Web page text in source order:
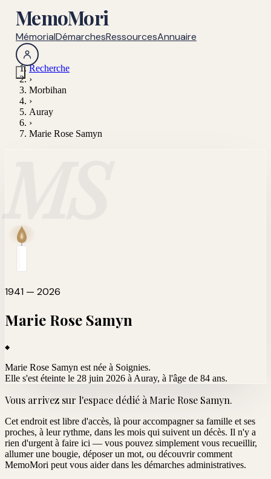
MemoMori
MémorialDémarchesRessourcesAnnuaire
Recherche
›
Morbihan
›
Auray
›
Marie Rose Samyn
1941 — 2026
Marie Rose Samyn
Marie Rose Samyn est née à Soignies.
Elle s'est éteinte le 28 juin 2026 à Auray, à l'âge de 84 ans.
Vous arrivez sur l'espace dédié à Marie Rose Samyn.
Cet endroit est libre d'accès, là pour accompagner sa famille et ses
proches, à leur rythme, dans les mois qui suivent un décès. Il n'y a
rien d'urgent à faire ici — vous pouvez simplement vous recueillir,
allumer une bougie, déposer un mot, ou découvrir comment
MemoMori peut vous aider dans les démarches administratives.